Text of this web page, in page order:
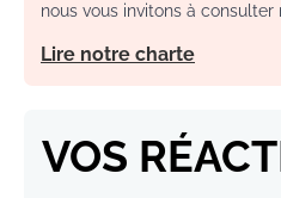
nous vous invitons à consulter
Lire notre charte
VOS